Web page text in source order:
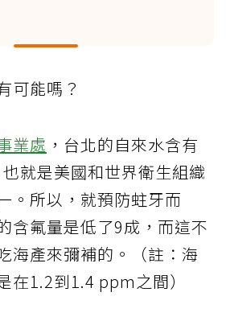
可能嗎？
業處 ，台北的自來水含有
就是美國和世界衛生組織
。所以，就預防蛀牙而
含氟量是低了9成，而這不
海產來彌補的。（註：海
在1.2到1.4 ppm之間）